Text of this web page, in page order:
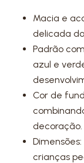
Macia e
delicada
Padrão
azul e
Cor de
decoração.
crianças